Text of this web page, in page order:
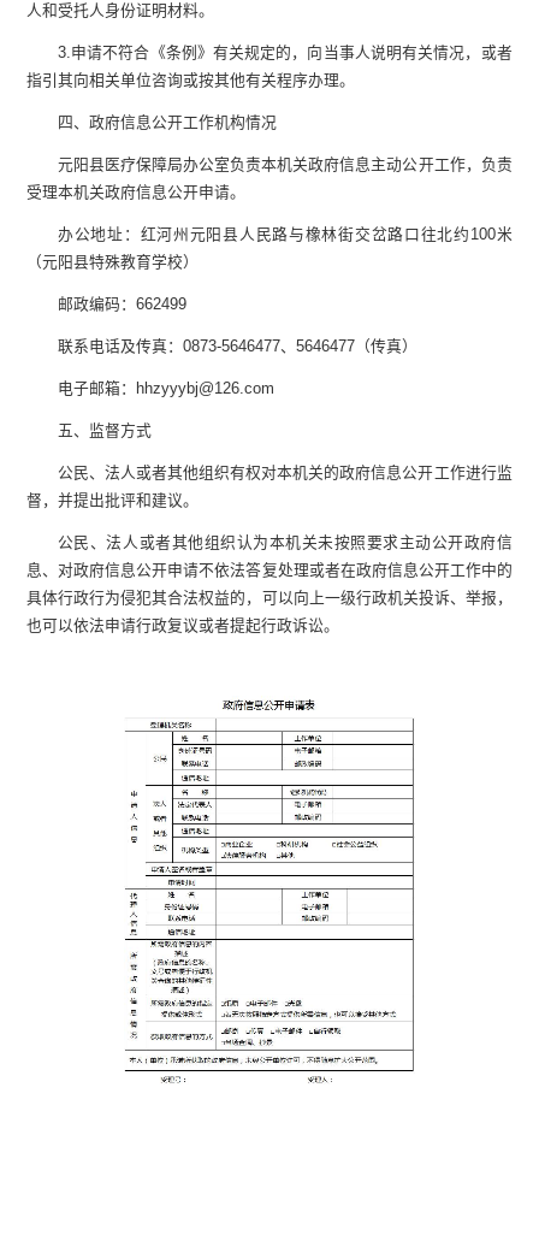
人和受托人身份证明材料。
3.申请不符合《条例》有关规定的，向当事人说明有关情况，或者
指引其向相关单位咨询或按其他有关程序办理。
四、政府信息公开工作机构情况
元阳县医疗保障局办公室负责本机关政府信息主动公开工作，负责
受理本机关政府信息公开申请。
办公地址： 红河州 元阳县人民路与橡林街交岔路口往北约 100米
（元阳县特殊教育学校）
邮政编码： 662499
联系电话及传真： 0873-5646477、 5646477（传真）
电子邮箱： hhzyyybj@126.com
五、监督方式
公民、法人或者其他组织有权对本机关的政府信息公开工作进行监
督，并提出批评和建议。
公民、法人或者其他组织认为本机关未按照要求主动公开政府信
息、对政府信息公开申请不依法答复处理或者在政府信息公开工作中的
具体行政行为侵犯其合法权益的，可以向上一级行政机关投诉、举报，
也可以依法申请行政复议或者提起行政诉讼。